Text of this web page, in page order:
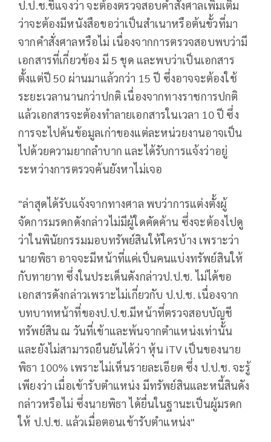
ป.ป.ช.ชี้แจงว่า จะต้องตรวจสอบคำสั่งศาลเพิ่มเติม
ว่าจะต้องมีหนังสือขอว่าเป็นสำเนาหรือต้นขั้วที่มา
จากคำสั่งศาลหรือไม่ เนื่องจากการตรวจสอบพบว่ามี
เอกสารที่เกี่ยวข้อง มี 5 ชุด และพบว่าเป็นเอกสาร
ตั้งแต่ปี 50 ผ่านมาแล้วกว่า 15 ปี ซึ่งอาจจะต้องใช้
ระยะเวลานานกว่าปกติ เนื่องจากทางราชการปกติ
แล้วเอกสารจะต้องทำลายเอกสารในเวลา 10 ปี ซึ่ง
การจะไปค้นข้อมูลเก่าของแต่ละหน่วยงานอาจเป็น
ไปด้วยความยากลำบาก และได้รับการแจ้งว่าอยู่
ระหว่างการตรวจค้นยังหาไม่เจอ
"ล่าสุดได้รับแจ้งจากทางศาล พบว่าการแต่งตั้งผู้
จัดการมรดกดังกล่าวไม่มีผู้ใดคัดค้าน ซึ่งจะต้องไปดู
ว่าในพินัยกรรมมอบทรัพย์สินให้ใครบ้าง เพราะว่า
นายพิธา อาจจะมีหน้าที่แค่เป็นคนแบ่งทรัพย์สินให้
กับทายาท ซึ่งในประเด็นดังกล่าวป.ป.ช. ไม่ได้ขอ
เอกสารดังกล่าวเพราะไม่เกี่ยวกับ ป.ป.ช. เนื่องจาก
บทบาทหน้าที่ของป.ป.ช.มีหน้าที่ตรวจสอบบัญชี
ทรัพย์สิน ณ วันที่เข้าและพ้นจากตำแหน่งเท่านั้น
และยังไม่สามารถยืนยันได้ว่า หุ้น iTV เป็นของนาย
พิธา 100% เพราะไม่เห็นรายละเอียด ซึ่ง ป.ป.ช. จะรู้
เพียงว่า เมื่อเข้ารับตำแหน่ง มีทรัพย์สินและหนี้สินดัง
กล่าวหรือไม่ ซึ่งนายพิธา ได้ยื่นในฐานะเป็นผู้มรดก
ให้ ป.ป.ช. แล้วเมื่อตอนเข้ารับตำแหน่ง"